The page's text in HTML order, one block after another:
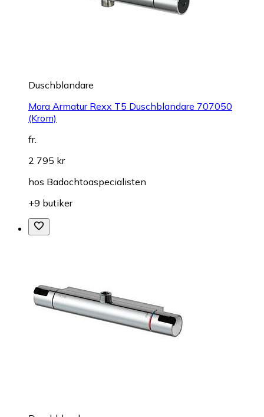
Duschblandare
Mora Armatur Rexx T5 Duschblandare 707050
(Krom)
fr.
2 795 kr
hos Badochtoaspecialisten
+9 butiker